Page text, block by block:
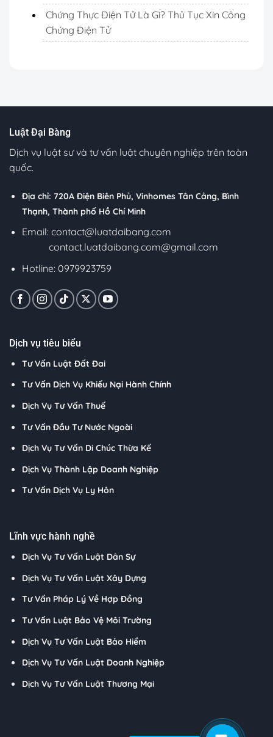
Chứng Thực Điện Tử Là Gì? Thủ Tục Xin Công
Chứng Điện Tử
Luật Đại Bàng
Dịch vụ luật sư và tư vấn luật chuyên nghiệp trên toàn
quốc.
Địa chỉ: 720A Điện Biên Phủ, Vinhomes Tân Cảng, Bình
Thạnh, Thành phố Hồ Chí Minh
Email: contact@luatdaibang.com
contact.luatdaibang.com@gmail.com
Hotline: 0979923759
Dịch vụ tiêu biểu
Tư Vấn Luật Đất Đai
Tư Vấn Dịch Vụ Khiếu Nại Hành Chính
Dịch Vụ Tư Vấn Thuế
Tư Vấn Đầu Tư Nước Ngoài
Dịch Vụ Tư Vấn Di Chúc Thừa Kế
Dịch Vụ Thành Lập Doanh Nghiệp
Tư Vấn Dịch Vụ Ly Hôn
Lĩnh vực hành nghề
Dịch Vụ Tư Vấn Luật Dân Sự
Dịch Vụ Tư Vấn Luật Xây Dựng
Tư Vấn Pháp Lý Về Hợp Đồng
Tư Vấn Luật Bảo Vệ Môi Trường
Dịch Vụ Tư Vấn Luật Bảo Hiểm
Dịch Vụ Tư Vấn Luật Doanh Nghiệp
Dịch Vụ Tư Vấn Luật Thương Mại